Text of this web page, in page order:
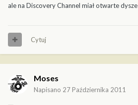
ale na Discovery Channel miał otwarte dysze
Cytuj
Moses
Napisano 27 Października 2011